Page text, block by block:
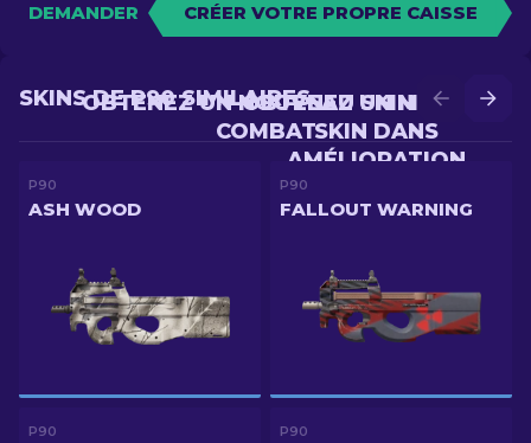
DEMANDER CRÉER VOTRE PROPRE CAISSE
OBTENEZ UN MEILLEUR
SKIN DANS
AMÉLIORATION
OBTENEZ UN NOUVEAU SKIN EN
COMBAT
SKINS DE P90 SIMILAIRES
P90
ASH WOOD
P90
FALLOUT WARNING
P90 P90